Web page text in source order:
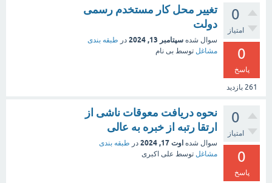
0
امتیاز
0
پاسخ
261 بازدید
تغییر محل کار مستخدم رسمی
دولت
سوال شده سپتامبر 13, 2024 در طبقه بندی
مشاغل توسط بی نام
0
امتیاز
0
پاسخ
نحوه دریافت معوقات ناشی از
ارتقا رتبه از خبره به عالی
سوال شده اوت 17, 2024 در طبقه بندی
مشاغل توسط علی اکبری